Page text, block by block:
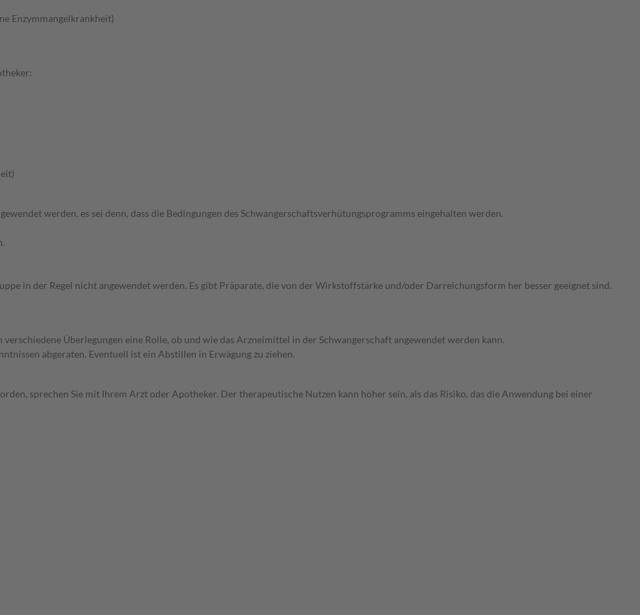
Enzymmangelkrankheit)
werden, es sei denn, dass die Bedingungen des Schwangerschaftsverhütungsprogramms eingehalten werden.
in der Regel nicht angewendet werden. Es gibt Präparate, die von der Wirkstoffstärke und/oder Darreichungsform her besser geeignet sind.
Überlegungen eine Rolle, ob und wie das Arzneimittel in der Schwangerschaft angewendet werden kann.
abgeraten. Eventuell ist ein Abstillen in Erwägung zu ziehen.
sprechen Sie mit Ihrem Arzt oder Apotheker. Der therapeutische Nutzen kann höher sein, als das Risiko, das die Anwendung bei einer